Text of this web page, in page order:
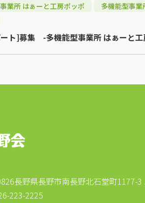
ト]募集 -多機能型事業所 はぁーと工
業所 はぁーと工房ポッポ
多機能型事業
長野県長野市南長野北石堂町1177-3
223-2225